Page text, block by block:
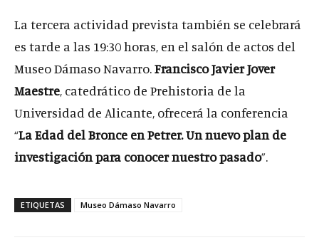
La tercera actividad prevista también se celebrará
es tarde a las 19:30 horas, en el salón de actos del
Museo Dámaso Navarro.Francisco Javier Jover
Maestre, catedrático de Prehistoria de la
Universidad de Alicante, ofrecerá la conferencia
“La Edad del Bronce en Petrer. Un nuevo plan de
investigación para conocer nuestro pasado”.
ETIQUETAS Museo Dámaso Navarro